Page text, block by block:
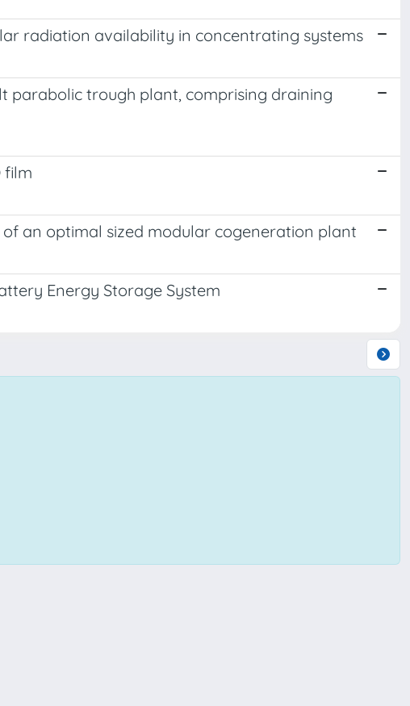
radiation availability in concentrating systems
parabolic trough plant, comprising draining
film
an optimal sized modular cogeneration plant
Energy Storage System